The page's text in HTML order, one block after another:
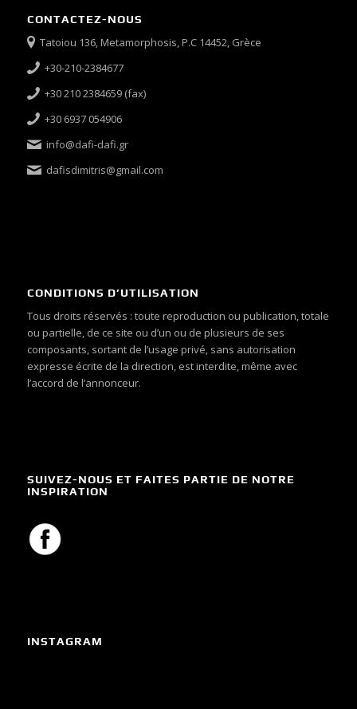
CONTACTEZ-NOUS
Tatoiou 136, Metamorphosis, P.C 14452, Grèce
+30-210-2384677
+30 210 2384659 (fax)
+30 6937 054906
info@dafi-dafi.gr
dafisdimitris@gmail.com
CONDITIONS D’UTILISATION
Tous droits réservés : toute reproduction ou publication, totale
ou partielle, de ce site ou d’un ou de plusieurs de ses
composants, sortant de l’usage privé, sans autorisation
expresse écrite de la direction, est interdite, même avec
l’accord de l’annonceur.
SUIVEZ-NOUS ET FAITES PARTIE DE NOTRE
INSPIRATION
INSTAGRAM